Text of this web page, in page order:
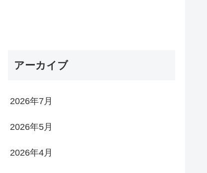
アーカイブ
2026年7月
2026年5月
2026年4月